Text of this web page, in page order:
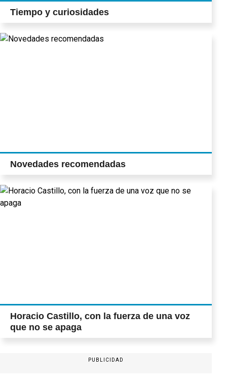
Tiempo y curiosidades
Novedades recomendadas
Horacio Castillo, con la fuerza de una voz
que no se apaga
PUBLICIDAD